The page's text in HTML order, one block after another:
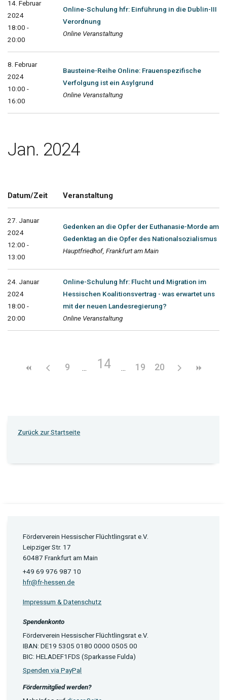
14. Februar
2024
18:00 -
20:00
Online-Schulung hfr: Einführung in die Dublin-III
Verordnung
Online Veranstaltung
8. Februar
2024
10:00 -
16:00
Bausteine-Reihe Online: Frauenspezifische
Verfolgung ist ein Asylgrund
Online Veranstaltung
Jan. 2024
Datum/Zeit Veranstaltung
27. Januar
2024
12:00 -
13:00
Gedenken an die Opfer der Euthanasie-Morde am
Gedenktag an die Opfer des Nationalsozialismus
Hauptfriedhof, Frankfurt am Main
24. Januar
2024
18:00 -
20:00
Online-Schulung hfr: Flucht und Migration im
Hessischen Koalitionsvertrag - was erwartet uns
mit der neuen Landesregierung?
Online Veranstaltung
9 14 19 20
Zurück zur Startseite
Förderverein Hessischer Flüchtlingsrat e.V.
Leipziger Str. 17
60487 Frankfurt am Main
+49 69 976 987 10
hfr@fr-hessen.de
Impressum & Datenschutz
Spendenkonto
Förderverein Hessischer Flüchtlingsrat e.V.
IBAN: DE19 5305 0180 0000 0505 00
BIC: HELADEF1FDS (Sparkasse Fulda)
Spenden via PayPal
Fördermitglied werden?